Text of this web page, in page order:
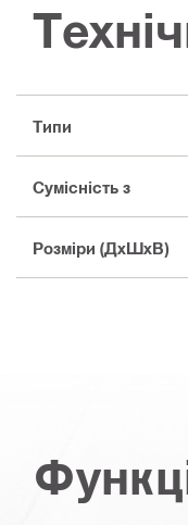
Типи
Сумісність з
Розміри (ДхШхВ)